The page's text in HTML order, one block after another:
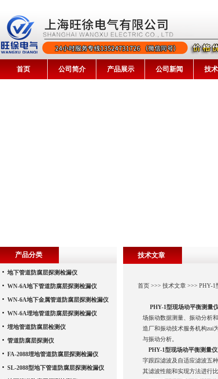
首页 公司简介 产品展示 公司新闻 技
技术文章
首页>>> 技术文章>>> PHY-1
PHY-1型现场动平衡测量
场振动数据测量、振动分析
造厂和振动技术服务机构zui
与振动分析。
PHY-1型现场动平衡测量仪
字跟踪滤波及自适应滤波五
其滤波性能和实现方法进行
产品分类
地下管道防腐层探测检漏仪
WN-6A地下管道防腐层探测检漏仪
WN-6A地下金属管道防腐层探测检漏仪
WN-6A埋地管道防腐层探测检漏仪
埋地管道防腐层检测仪
管道防腐层探测仪
FA-2088埋地管道防腐层探测检漏仪
SL-2088型地下管道防腐层探测检漏仪